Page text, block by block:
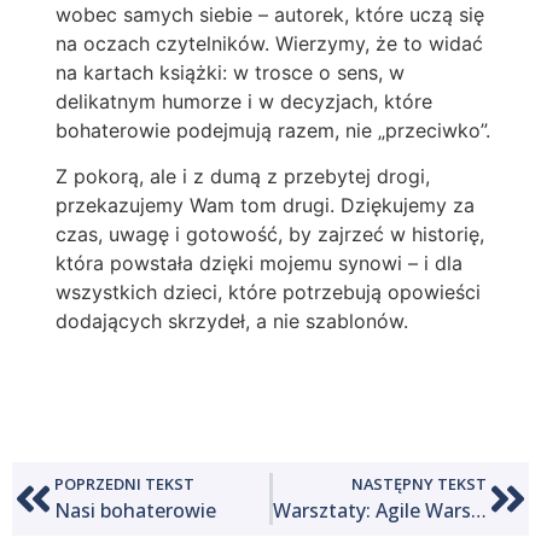
wobec samych siebie – autorek, które uczą się
na oczach czytelników. Wierzymy, że to widać
na kartach książki: w trosce o sens, w
delikatnym humorze i w decyzjach, które
bohaterowie podejmują razem, nie „przeciwko”.
Z pokorą, ale i z dumą z przebytej drogi,
przekazujemy Wam tom drugi. Dziękujemy za
czas, uwagę i gotowość, by zajrzeć w historię,
która powstała dzięki mojemu synowi – i dla
wszystkich dzieci, które potrzebują opowieści
dodających skrzydeł, a nie szablonów.
POPRZEDNI TEKST
Nasi bohaterowie
NASTĘPNY TEKST
Warsztaty: Agile Warsaw w biurze DXC Technology